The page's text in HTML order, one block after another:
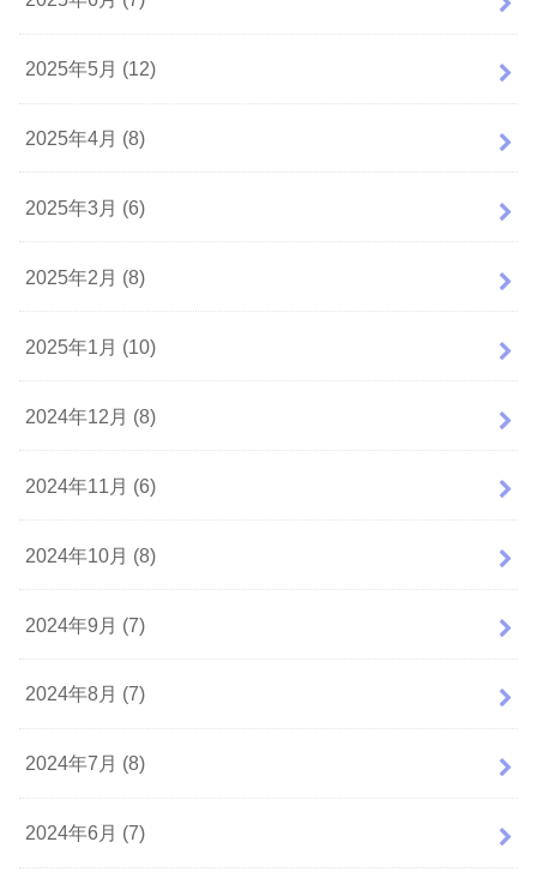
2025年5月 (12)
2025年4月 (8)
2025年3月 (6)
2025年2月 (8)
2025年1月 (10)
2024年12月 (8)
2024年11月 (6)
2024年10月 (8)
2024年9月 (7)
2024年8月 (7)
2024年7月 (8)
2024年6月 (7)